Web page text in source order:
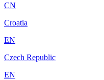
CN
Croatia
EN
Czech Republic
EN